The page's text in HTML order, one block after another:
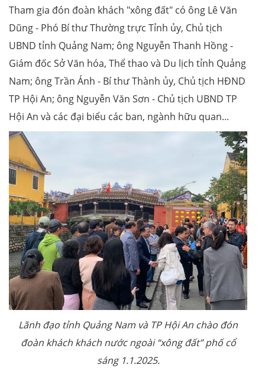
Tham gia đón đoàn khách "xông đất" có ông Lê Văn
Dũng - Phó Bí thư Thường trực Tỉnh ủy, Chủ tịch
UBND tỉnh Quảng Nam; ông Nguyễn Thanh Hồng -
Giám đốc Sở Văn hóa, Thể thao và Du lịch tỉnh Quảng
Nam; ông Trần Ánh - Bí thư Thành ủy, Chủ tịch HĐND
TP Hội An; ông Nguyễn Văn Sơn - Chủ tịch UBND TP
Hội An và các đại biểu các ban, ngành hữu quan...
Lãnh đạo tỉnh Quảng Nam và TP Hội An chào đón
đoàn khách khách nước ngoài “xông đất” phố cổ
sáng 1.1.2025.